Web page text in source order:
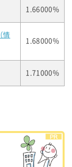
1.66000%
情
1.68000%
1.71000%